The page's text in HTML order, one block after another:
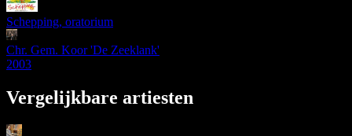
Schepping, oratorium
Chr. Gem. Koor 'De Zeeklank'
2003
Vergelijkbare artiesten